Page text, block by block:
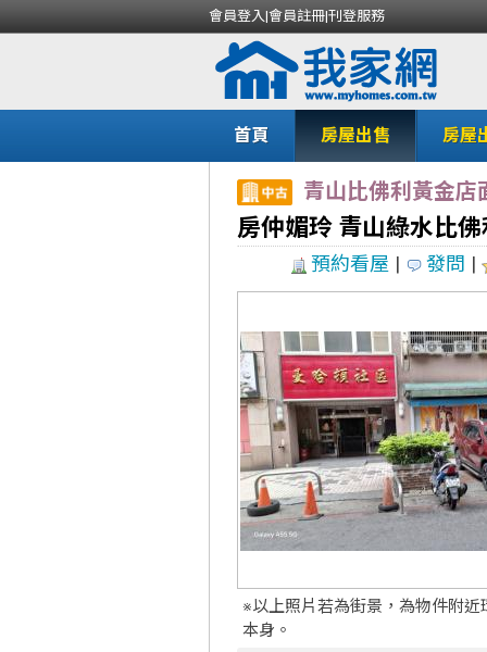
會員登入|會員註冊|刊登服務
首頁 房屋出售 房屋
青山比佛利黃金店
房仲媚玲 青山綠水比
預約看屋 | 發問 |
※以上照片若為街景，為物件附近
本身。